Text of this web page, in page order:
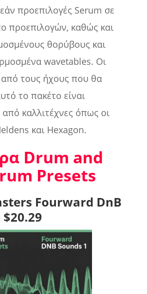
προεπιλογές Serum σε
προεπιλογών, καθώς και
θορύβους και
wavetables. Οι
από τους ήχους που θα
το πακέτο είναι
καλλιτέχνες όπως οι
και Hexagon.
Drum and
Presets
Fourward DnB